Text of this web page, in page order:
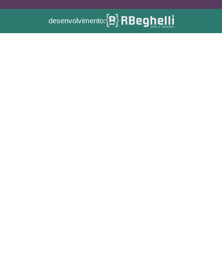
desenvolvimento: